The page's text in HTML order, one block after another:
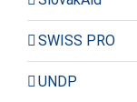
SWISS PRO
UNDP